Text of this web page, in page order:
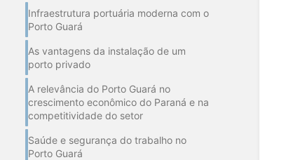
Infraestrutura portuária moderna com o
Porto Guará
As vantagens da instalação de um
porto privado
A relevância do Porto Guará no
crescimento econômico do Paraná e na
competitividade do setor
Saúde e segurança do trabalho no
Porto Guará